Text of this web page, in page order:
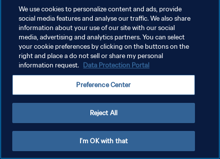
سياسة الخصوصية
إدارة تفضيلات ملفات تعريف الارتباط
We use cookies to personalize content and ads, provide
social media features and analyse our traffic. We also share
information about your use of our site with our social
media, advertising and analytics partners. You can select
your cookie preferences by clicking on the buttons on the
right and place a do not sell or share my personal
information request. Data Protection Portal
Preference Center
Reject All
I'm OK with that